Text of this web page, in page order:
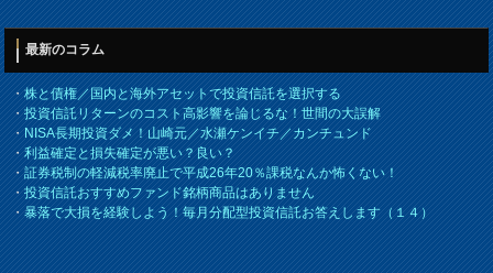
最新のコラム
・株と債権／国内と海外アセットで投資信託を選択する
・投資信託リターンのコスト高影響を論じるな！世間の大誤解
・NISA長期投資ダメ！山崎元／水瀬ケンイチ／カンチュンド
・利益確定と損失確定が悪い？良い？
・証券税制の軽減税率廃止で平成26年20％課税なんか怖くない！
・投資信託おすすめファンド銘柄商品はありません
・暴落で大損を経験しよう！毎月分配型投資信託お答えします（１４）